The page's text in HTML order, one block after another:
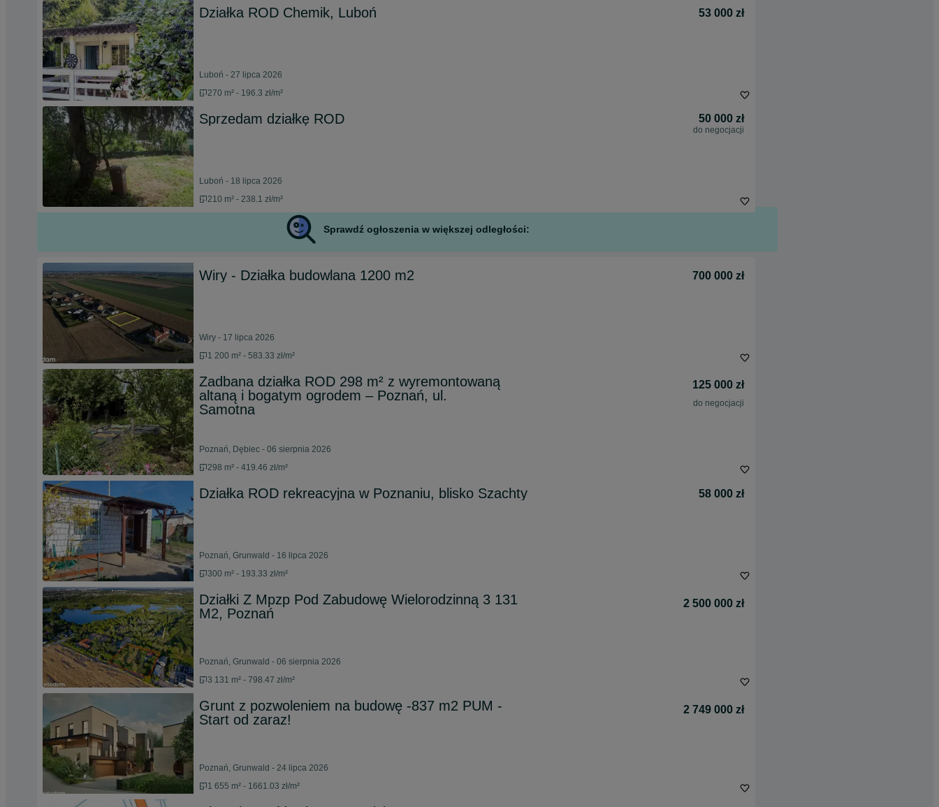
Działka ROD Chemik, Luboń 53 000 zł
Luboń - 27 lipca 2026
270 m² - 196.3 zł/m²
Sprzedam działkę ROD 50 000 zł
do negocjacji
Luboń - 18 lipca 2026
210 m² - 238.1 zł/m²
Sprawdź ogłoszenia w większej odległości:
Wiry - Działka budowlana 1200 m2 700 000 zł
Wiry - 17 lipca 2026
1 200 m² - 583.33 zł/m²
Zadbana działka ROD 298 m² z wyremontowaną
altaną i bogatym ogrodem – Poznań, ul.
Samotna
125 000 zł
do negocjacji
Poznań, Dębiec - 06 sierpnia 2026
298 m² - 419.46 zł/m²
Działka ROD rekreacyjna w Poznaniu, blisko Szachty 58 000 zł
Poznań, Grunwald - 16 lipca 2026
300 m² - 193.33 zł/m²
Działki Z Mpzp Pod Zabudowę Wielorodzinną 3 131
M2, Poznań
2 500 000 zł
Poznań, Grunwald - 06 sierpnia 2026
3 131 m² - 798.47 zł/m²
Grunt z pozwoleniem na budowę -837 m2 PUM -
Start od zaraz!
2 749 000 zł
Poznań, Grunwald - 24 lipca 2026
1 655 m² - 1661.03 zł/m²